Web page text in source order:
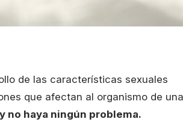
de las características sexuales
que afectan al organismo de una
no haya ningún problema.